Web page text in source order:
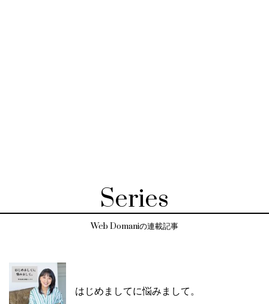
Series
Web Domaniの連載記事
はじめましてに悩みまして。